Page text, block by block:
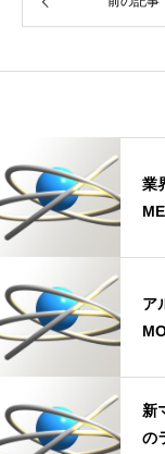
業
ア
新
の